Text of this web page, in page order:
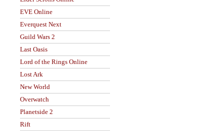
EVE Online
Everquest Next
Guild Wars 2
Last Oasis
Lord of the Rings Online
Lost Ark
New World
Overwatch
Planetside 2
Rift